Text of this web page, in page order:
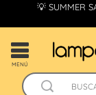
💡 SUMMER
MENÚ